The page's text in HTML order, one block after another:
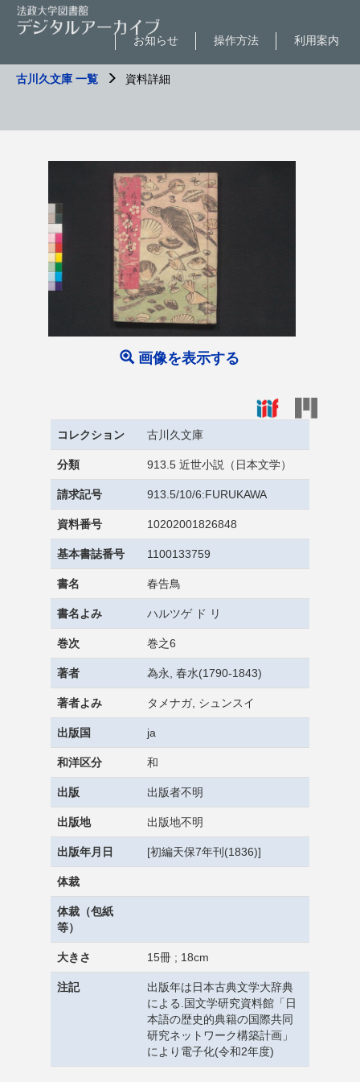
利用案内
操作方法
お知らせ
古川久文庫 一覧 資料詳細
画像を表示する
コレクション 古川久文庫
分類 913.5 近世小説（日本文学）
請求記号 913.5/10/6:FURUKAWA
資料番号 10202001826848
基本書誌番号 1100133759
書名 春告鳥
書名よみ ハルツゲ ド リ
巻次 巻之6
著者 為永, 春水(1790-1843)
著者よみ タメナガ, シュンスイ
出版国 ja
和洋区分 和
出版 出版者不明
出版地 出版地不明
出版年月日 [初編天保7年刊(1836)]
体裁
体裁（包紙
等）
大きさ 15冊 ; 18cm
注記
出版年は日本古典文学大辞典
による.国文学研究資料館「日
本語の歴史的典籍の国際共同
研究ネットワーク構築計画」
により電子化(令和2年度)